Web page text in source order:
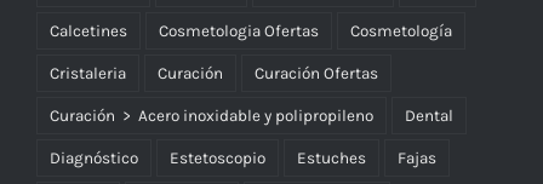
Calcetines Cosmetologia Ofertas Cosmetología
Cristaleria Curación Curación Ofertas
Curación > Acero inoxidable y polipropileno Dental
Diagnóstico Estetoscopio Estuches Fajas